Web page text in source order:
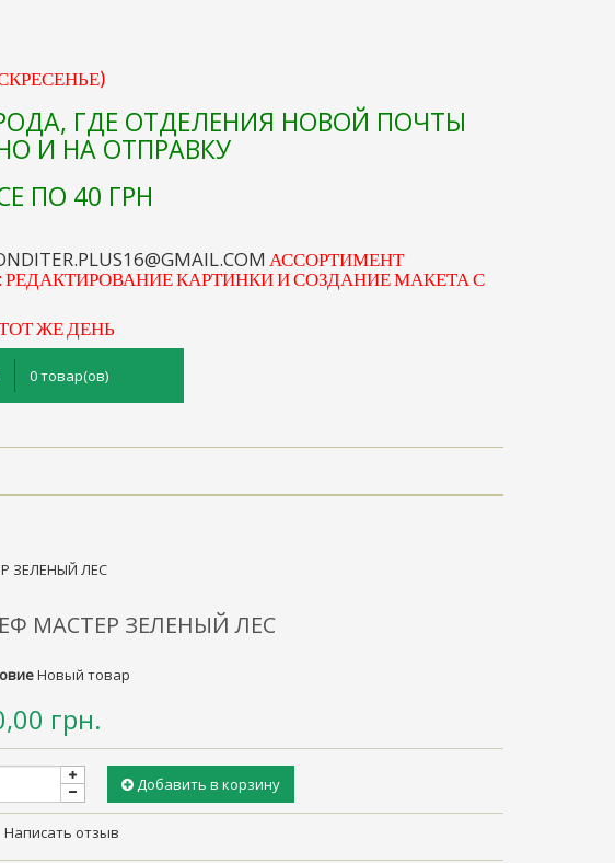
ГДЕ ОТДЕЛЕНИЯ НОВОЙ ПОЧТЫ
И НА ОТПРАВКУ
ПО 40 ГРН
АССОРТИМЕНТ
КАРТИНКИ И СОЗДАНИЕ МАКЕТА С
ЖЕ ДЕНЬ
0 товар(ов)
ЗЕЛЕНЫЙ ЛЕС
МАСТЕР ЗЕЛЕНЫЙ ЛЕС
Новый товар
грн.
Добавить в корзину
Написать отзыв